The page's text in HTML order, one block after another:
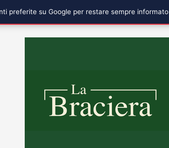
preferite su Google per restare sempre informato